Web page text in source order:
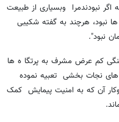
نبودندمرا وبسیاری از طبیعت
ها نبود، هرچند به گفته شکیبی
نبود".
کم عرض مشرف به پرتگا ه ها
نجات بخشی تعبیه نموده
آن که به امنیت پیمایش کمک